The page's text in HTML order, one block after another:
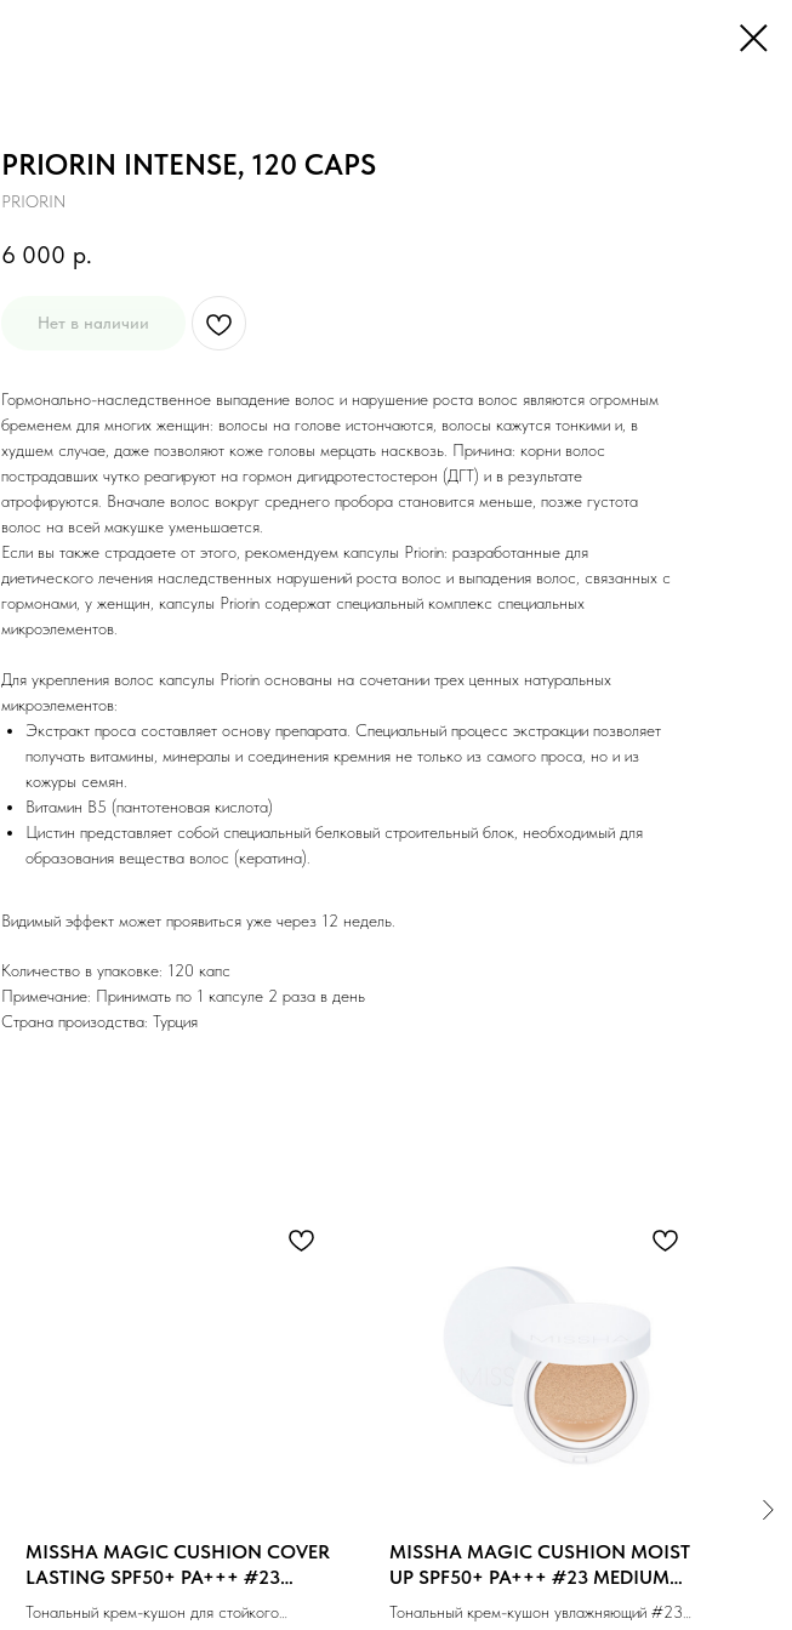
PRIORIN INTENSE, 120 CAPS
PRIORIN
6 000 р.
Нет в наличии
Гормонально-наследственное выпадение волос и нарушение роста волос являются огромным
бременем для многих женщин: волосы на голове истончаются, волосы кажутся тонкими и, в
худшем случае, даже позволяют коже головы мерцать насквозь. Причина: корни волос
пострадавших чутко реагируют на гормон дигидротестостерон (ДГТ) и в результате
атрофируются. Вначале волос вокруг среднего пробора становится меньше, позже густота
волос на всей макушке уменьшается.
Если вы также страдаете от этого, рекомендуем капсулы Priorin: разработанные для
диетического лечения наследственных нарушений роста волос и выпадения волос, связанных с
гормонами, у женщин, капсулы Priorin содержат специальный комплекс специальных
микроэлементов.
Для укрепления волос капсулы Priorin основаны на сочетании трех ценных натуральных
микроэлементов:
Экстракт проса составляет основу препарата. Специальный процесс экстракции позволяет
получать витамины, минералы и соединения кремния не только из самого проса, но и из
кожуры семян.
Витамин B5 (пантотеновая кислота)
Цистин представляет собой специальный белковый строительный блок, необходимый для
образования вещества волос (кератина).
Видимый эффект может проявиться уже через 12 недель.
Количество в упаковке: 120 капс
Примечание: Принимать по 1 капсуле 2 раза в день
Страна произодства: Турция
MISSHA MAGIC CUSHION COVER
LASTING SPF50+ PA+++ #23
MEDIUM BEIGE (15ml)
Тональный крем-кушон для стойкого
MISSHA MAGIC CUSHION MOIST
UP SPF50+ PA+++ #23 MEDIUM
BEIGE (15g)
Тональный крем-кушон увлажняющий #23